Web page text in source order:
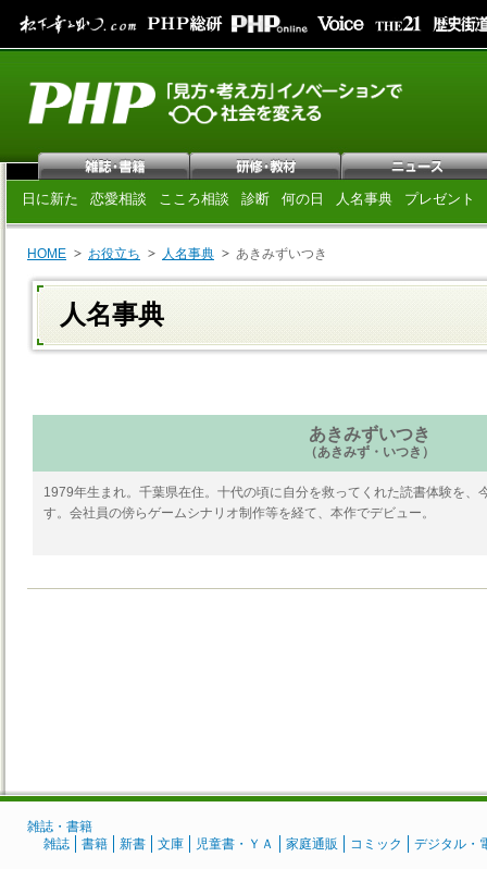
日に新た 恋愛相談 こころ相談 診断 何の日 人名事典 プレゼント
HOME お役立ち 人名事典 あきみずいつき
人名事典
あきみずいつき
（あきみず・いつき）
1979年生まれ。千葉県在住。十代の頃に自分を救ってくれた読書体験を、
す。会社員の傍らゲームシナリオ制作等を経て、本作でデビュー。
雑誌・書籍
雑誌
書籍 新書 文庫 児童書・ＹＡ 家庭通販 コミック デジタル・